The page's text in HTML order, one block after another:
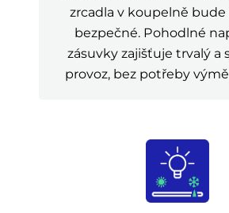
zrcadla v koupelně
bezpečné. Pohodlné
zásuvky zajišťuje trvalý a
provoz, bez potřeby